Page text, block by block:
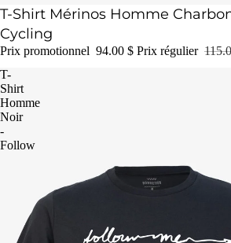
Promotion
T-Shirt Mérinos Homme
Cycling
Prix promotionnel 94.00 $ Prix régulier
T-
Shirt
Homme
Noir
-
Follow